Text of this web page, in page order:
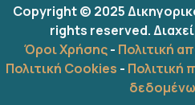
Copyright © 2025
rights reserved.
Όροι Χρήσης- Πολιτική
Πολιτική Cookies - Πολιτική